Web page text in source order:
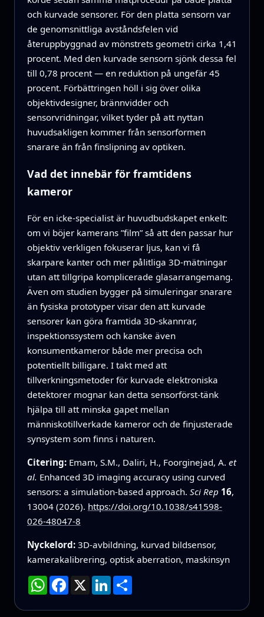
och kurvade sensorer. För den platta sensorn var
de genomsnittliga avståndsfelen vid
återuppbyggnad av mönstrets geometri cirka 1,41
procent. Med den kurvade sensorn sjönk dessa fel
till 0,78 procent — en reduktion på ungefär 45
procent. Förbättringen höll i sig över olika
objektivdesigner, brännvidder och
sensorvridningar, vilket tyder på att nyttan
huvudsakligen kommer från sensorformen
snarare än från finslipning av optiken.
Vad det innebär för framtidens
kameror
För en icke-specialist är huvudbudskapet enkelt:
om vi böjer kamerans ”film” så att den passar hur
objektiv verkligen fokuserar ljus, kan vi få
skarpare kanter och mer pålitliga 3D-mätningar
utan att tillgripa komplicerade glasarrangemang.
Även om studien bygger på simuleringar snarare
än fysiska prototyper visar den att kurvade
sensorer kan göra framtida 3D-skannrar,
inspektionssystem och kanske även
konsumentkameror både mer precisa och
potentiellt billigare. I takt med att
tillverkningsmetoder för kurvade elektroniska
detektorer mognar kan detta sensorförst-tänk
hjälpa till att minska gapet mellan
människotillverkade kameror och de finjusterade
synsystem som finns i naturen.
Citering: Emam, S.M., Daliri, H., Foorginejad, A. et
al. Enhanced 3D imaging accuracy using curved
sensors: a simulation-based approach. Sci Rep 16,
13004 (2026). https://doi.org/10.1038/s41598-
026-48047-8
Nyckelord: 3D-avbildning, kurvad bildsensor,
kamerakalibrering, optisk aberration, maskinsyn
WhatsApp
Facebook
X LinkedIn
Dela